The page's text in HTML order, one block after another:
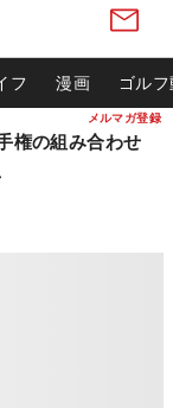
メルマガ登録
フ 漫画 ゴル
権の組み合わせ